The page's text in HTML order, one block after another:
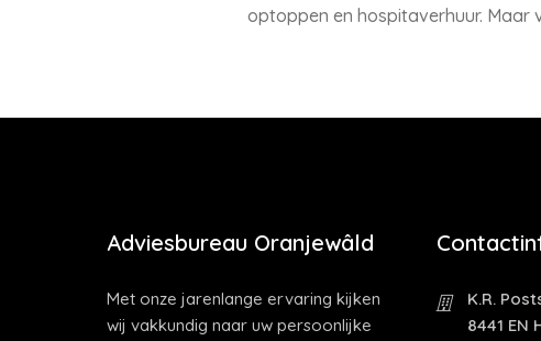
optoppen en hospitaverhuur. Maar
Adviesbureau Oranjewâld
Met onze jarenlange ervaring kijken
wij vakkundig naar uw persoonlijke
K.R.
8441 EN